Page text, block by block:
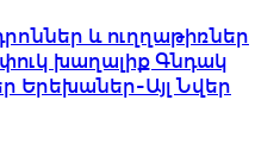
և ուղղաթիռներ
խաղալիքԳնդակ
Երեխաներ-ԱյլՆվեր